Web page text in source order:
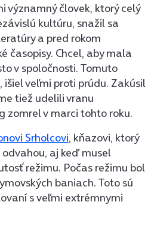
významný človek, ktorý celý
kultúru, snažil sa
a pred rokom
časopisy. Chcel, aby mala
v spoločnosti. Tomuto
išiel veľmi proti prúdu. Zakúsil
tiež udelili vranu
zomrel v marci tohto roku.
Srholcovi, kňazovi, ktorý
aj keď musel
režimu. Počas režimu bol
baniach. Toto sú
s veľmi extrémnymi